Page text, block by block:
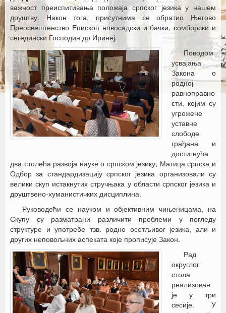
важност преиспитивања положаја српског језика у нашем
друштву. Након тога, присутнима се обратио Његово
Преосвештенство Епископ новосадски и бачки, сомборски и
сегедински Господин др Иринеј.
Поводом
усвајања
Закона о
родној
равноправно
сти, којим су
угрожене
уставне
слободе
грађана и
достигнућа
два столећа развоја науке о српском језику, Матица српска и
Одбор за стандардизацију српског језика организовали су
велики скуп истакнутих стручњака у области српског језика и
друштвено-хуманистичких дисциплина.
Руководећи се науком и објективним чињеницама, на
Скупу су разматрани различити проблеми у погледу
структуре и употребе тзв. родно осетљивог језика, али и
других неповољних аспеката које прописује Закон.
Рад
округлог
стола
реализован
је у три
сесије. У